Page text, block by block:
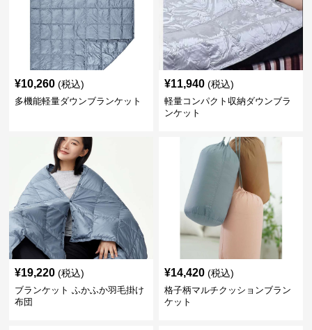
¥10,260 (税込)
多機能軽量ダウンブランケット
¥11,940 (税込)
軽量コンパクト収納ダウンブラ
ンケット
¥19,220 (税込)
ブランケット ふかふか羽毛掛け
布団
¥14,420 (税込)
格子柄マルチクッションブラン
ケット